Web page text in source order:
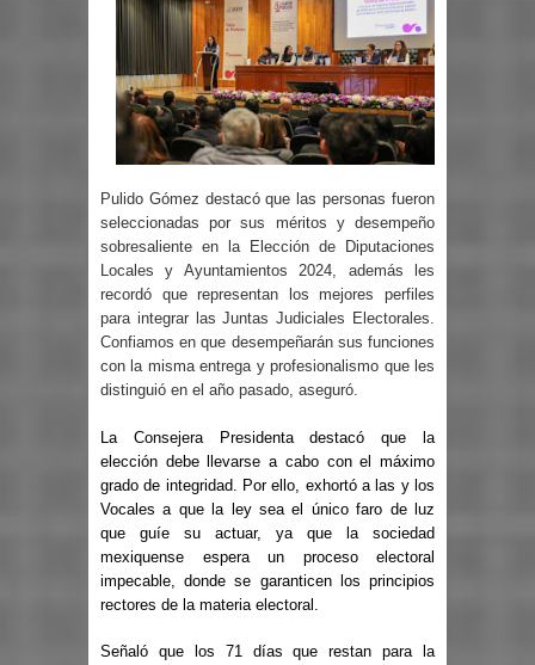
Pulido Gómez destacó que las personas fueron
seleccionadas por sus méritos y desempeño
sobresaliente en la Elección de Diputaciones
Locales y Ayuntamientos 2024, además les
recordó que representan los mejores perfiles
para integrar las Juntas Judiciales Electorales.
Confiamos en que desempeñarán sus funciones
con la misma entrega y profesionalismo que les
distinguió en el año pasado, aseguró.
La Consejera Presidenta destacó que la
elección debe llevarse a cabo con el máximo
grado de integridad. Por ello, exhortó a las y los
Vocales a que la ley sea el único faro de luz
que guíe su actuar, ya que la sociedad
mexiquense espera un proceso electoral
impecable, donde se garanticen los principios
rectores de la materia electoral.
Señaló que los 71 días que restan para la